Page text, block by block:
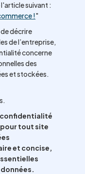
suivant :
!"
décrire
de l’entreprise,
concerne
des
et stockées.
confidentialité
tout site
et concise,